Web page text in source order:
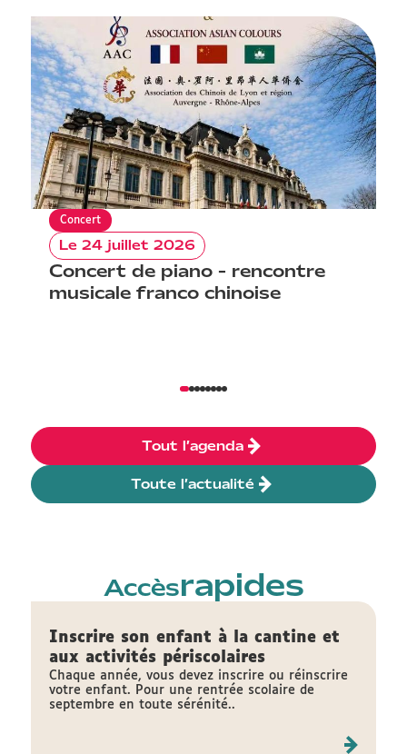
Concert
Le 24 juillet 2026
Concert de piano - rencontre
musicale franco chinoise
Tout l’agenda
Toute l’actualité
Accèsrapides
Inscrire son enfant à la cantine et
aux activités périscolaires
Chaque année, vous devez inscrire ou réinscrire
votre enfant. Pour une rentrée scolaire de
septembre en toute sérénité..